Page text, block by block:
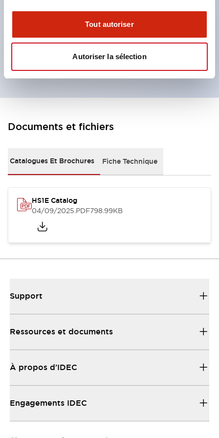
Tout autoriser
Autoriser la sélection
Structure à double isolation ne nécessitant pas de
câblage de terre.
Documents et fichiers
Catalogues Et Brochures Fiche Technique
HS1E Catalog
04/09/2025.PDF798.99KB
Support
Ressources et documents
À propos d’IDEC
Engagements IDEC